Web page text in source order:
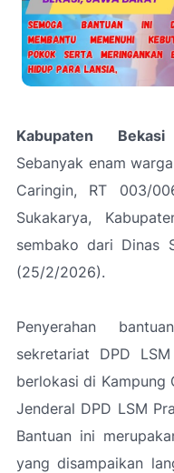
Kabupaten Bekasi
Sebanyak enam
Caringin, RT 003/
Sukakarya,
sembako dari Dinas
(25/2/2026).
Penyerahan
sekretariat DPD
berlokasi di Kampung
Jenderal DPD LSM
Bantuan ini
yang disampaikan